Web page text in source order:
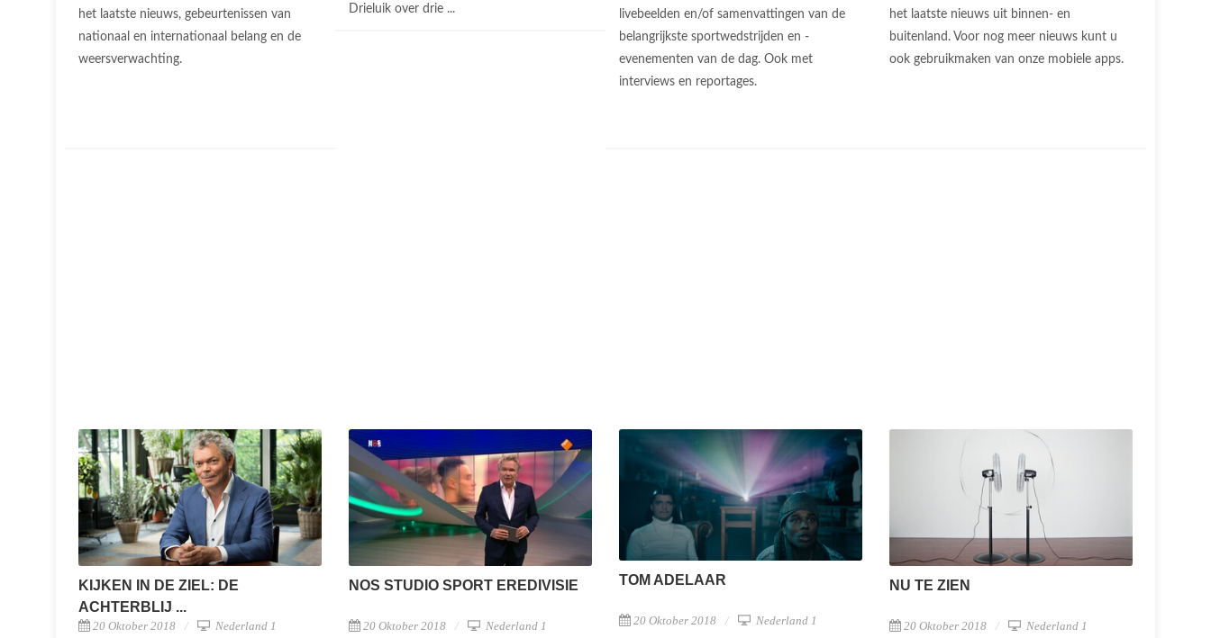
het laatste nieuws, gebeurtenissen van
nationaal en internationaal belang en de
weersverwachting.
Drieluik over drie ...
livebeelden en/of samenvattingen van de
belangrijkste sportwedstrijden en -
evenementen van de dag. Ook met
interviews en reportages.
het laatste nieuws uit binnen- en
buitenland. Voor nog meer nieuws kunt u
ook gebruikmaken van onze mobiele apps.
KIJKEN IN DE ZIEL: DE
ACHTERBLIJ ...
20 Oktober 2018 Nederland 1
NOS STUDIO SPORT EREDIVISIE
20 Oktober 2018 Nederland 1
TOM ADELAAR
20 Oktober 2018 Nederland 1
NU TE ZIEN
20 Oktober 2018 Nederland 1